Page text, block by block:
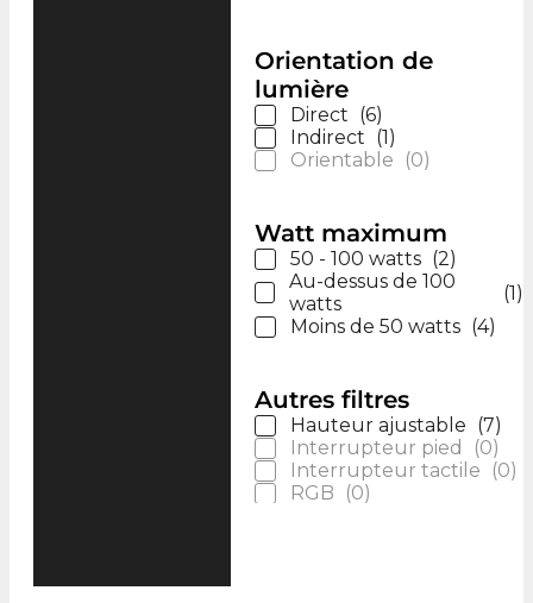
Orientation de
lumière
Direct (6)
Indirect (1)
Orientable
(0)
Watt maximum
50 - 100 watts (2)
Au-dessus de 100
watts
(1)
Moins de 50 watts (4)
Autres filtres
Hauteur ajustable (7)
Interrupteur pied
(0)
Interrupteur tactile
(0)
RGB
(0)